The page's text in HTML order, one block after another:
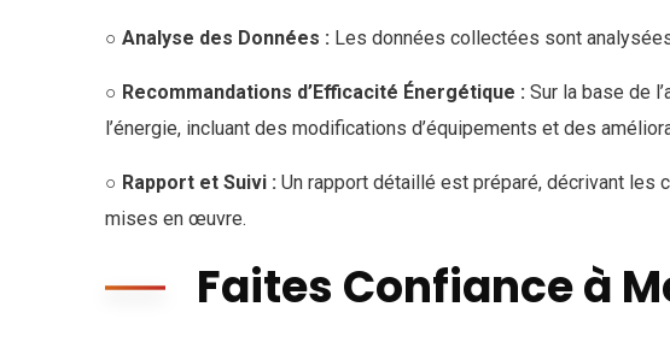
○ Analyse des Données : Les données collectées sont
○ Recommandations d’Efficacité Énergétique : Sur la base de
l’énergie, incluant des modifications d’équipements et des
○ Rapport et Suivi : Un rapport détaillé est préparé, décrivant les
mises en œuvre.
Faites Confiance à